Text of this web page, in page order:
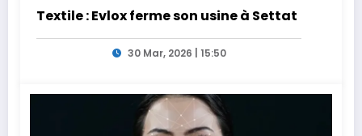
Textile : Evlox ferme son usine à Settat
30 Mar, 2026 | 15:50